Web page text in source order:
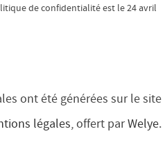
de confidentialité est le 24 avril
ont été générées sur le site
légales, offert parWelye.